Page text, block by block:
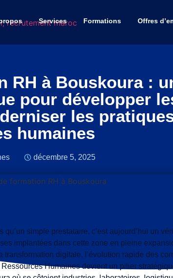
Services Formations Offres
RH à Bouskoura :
pour développer
les
humaines
décembre 5, 2025
simple prestataire, c’est aujourd’hui un
implantées dans cette zone en pleine
digitale, l’évolution rapide des
Humaines devient un pilier